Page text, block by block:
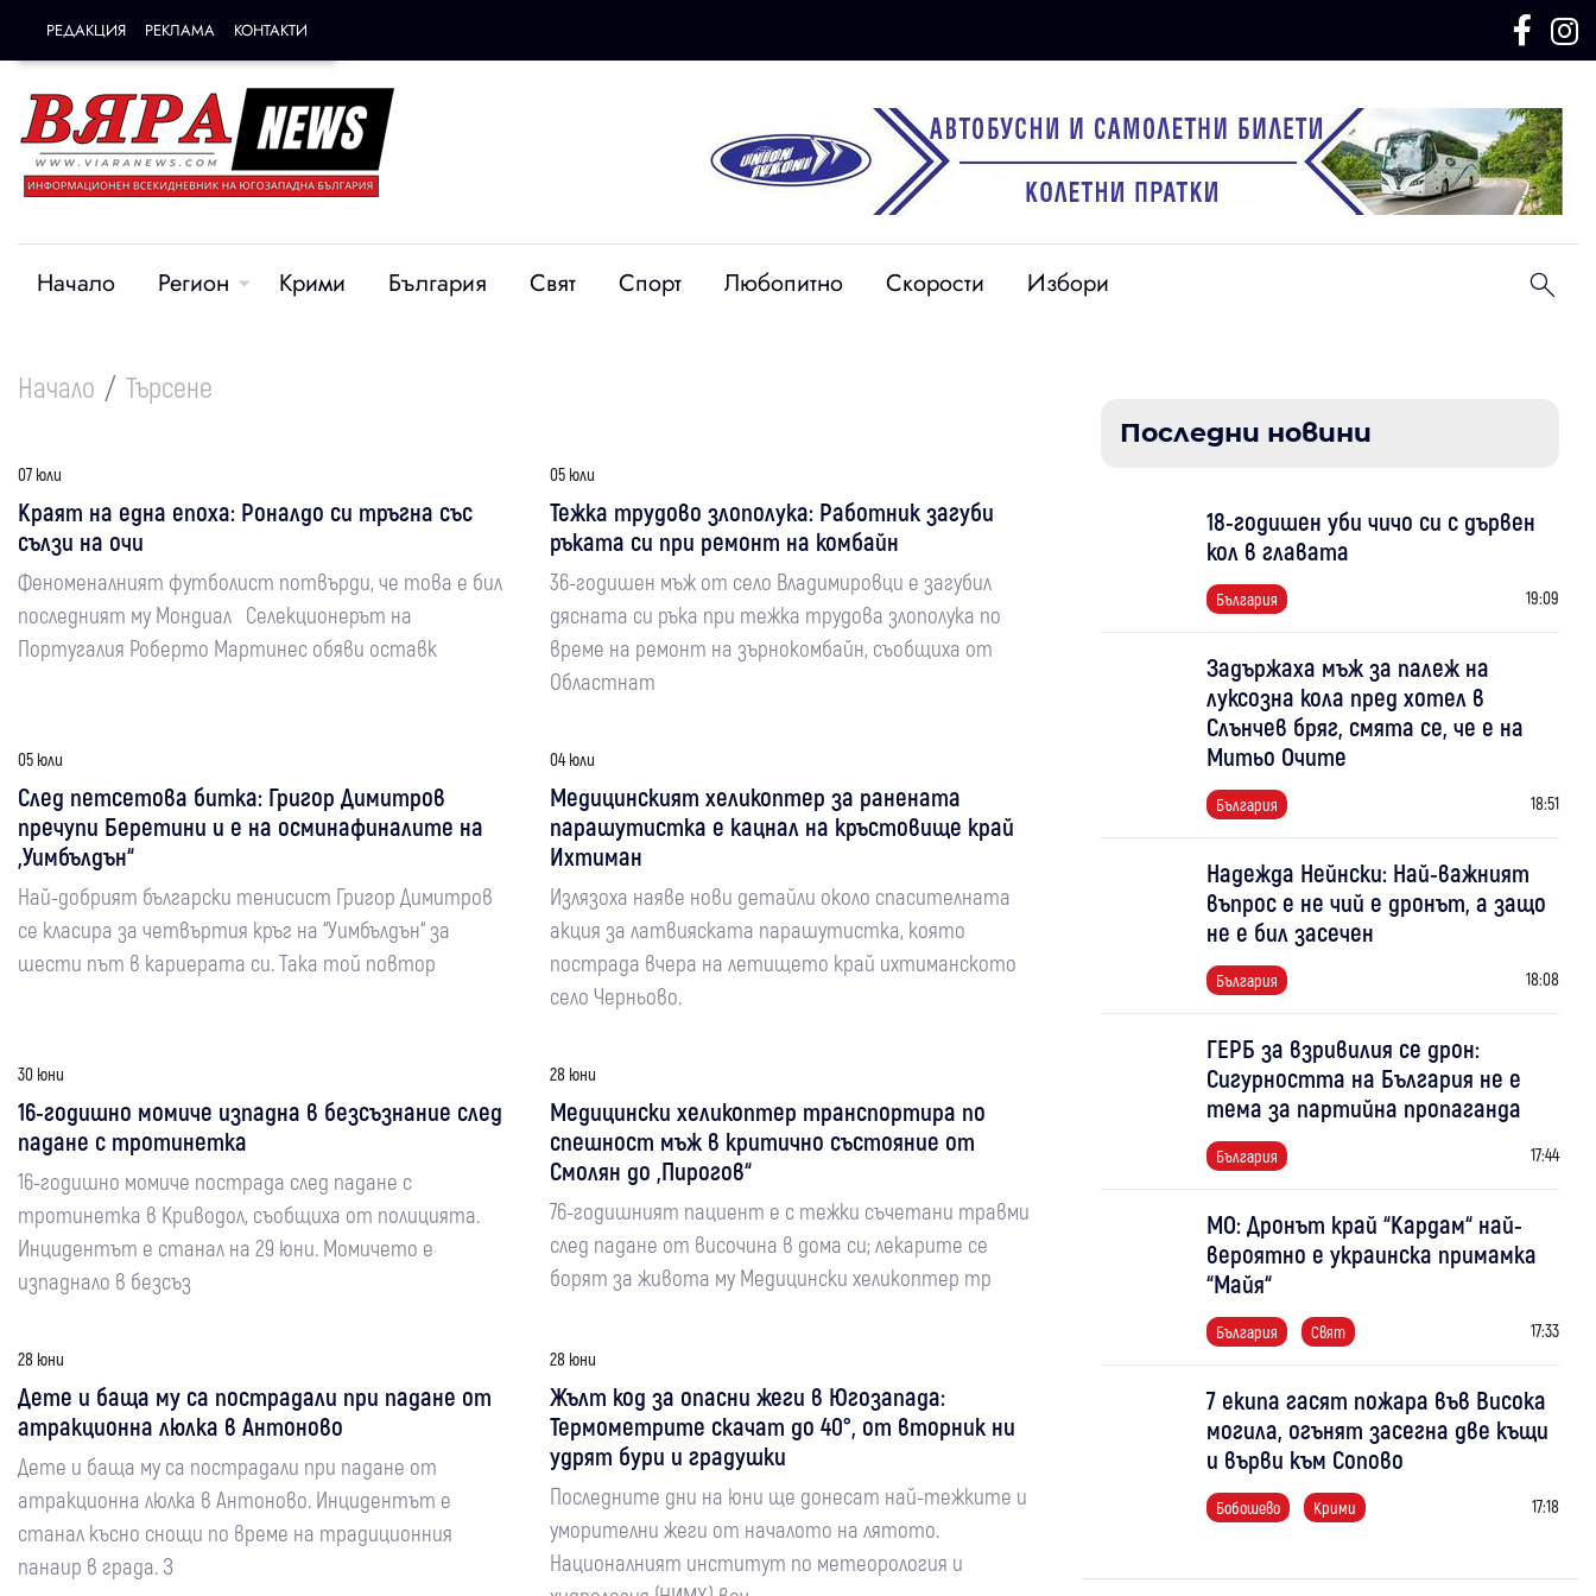
РЕДАКЦИЯ РЕКЛАМА КОНТАКТИ
Начало Регион Крими България Свят Спорт Любопитно Скорости Избори
Начало Търсене
07 юли
Краят на една епоха: Роналдо си тръгна със
сълзи на очи
Феноменалният футболист потвърди, че това е бил
последният му Мондиал Селекционерът на
Португалия Роберто Мартинес обяви оставк
05 юли
Тежка трудово злополука: Работник загуби
ръката си при ремонт на комбайн
36-годишен мъж от село Владимировци е загубил
дясната си ръка при тежка трудова злополука по
време на ремонт на зърнокомбайн, съобщиха от
Областнат
05 юли
След петсетова битка: Григор Димитров
пречупи Беретини и е на осминафиналите на
„Уимбълдън“
Най-добрият български тенисист Григор Димитров
се класира за четвъртия кръг на “Уимбълдън“ за
шести път в кариерата си. Така той повтор
04 юли
Медицинският хеликоптер за ранената
парашутистка е кацнал на кръстовище край
Ихтиман
Излязоха наяве нови детайли около спасителната
акция за латвияската парашутистка, която
пострада вчера на летището край ихтиманското
село Черньово.
30 юни
16-годишно момиче изпадна в безсъзнание след
падане с тротинетка
16-годишно момиче пострада след падане с
тротинетка в Криводол, съобщиха от полицията.
Инцидентът е станал на 29 юни. Момичето е
изпаднало в безсъз
28 юни
Медицински хеликоптер транспортира по
спешност мъж в критично състояние от
Смолян до „Пирогов“
76-годишният пациент е с тежки съчетани травми
след падане от височина в дома си; лекарите се
борят за живота му Медицински хеликоптер тр
28 юни
Дете и баща му са пострадали при падане от
атракционна люлка в Антоново
Дете и баща му са пострадали при падане от
атракционна люлка в Антоново. Инцидентът е
станал късно снощи по време на традиционния
панаир в града. З
28 юни
Жълт код за опасни жеги в Югозапада:
Термометрите скачат до 40°, от вторник ни
удрят бури и градушки
Последните дни на юни ще донесат най-тежките и
уморителни жеги от началото на лятото.
Националният институт по метеорология и
Последни новини
18-годишен уби чичо си с дървен
кол в главата
България 19:09
Задържаха мъж за палеж на
луксозна кола пред хотел в
Слънчев бряг, смята се, че е на
Митьо Очите
България 18:51
Надежда Нейнски: Най-важният
въпрос е не чий е дронът, а защо
не е бил засечен
България 18:08
ГЕРБ за взривилия се дрон:
Сигурността на България не е
тема за партийна пропаганда
България 17:44
МО: Дронът край “Кардам“ най-
вероятно е украинска примамка
“Майя“
България Свят 17:33
7 екипа гасят пожара във Висока
могила, огънят засегна две къщи
и върви към Сопово
Бобошево Крими 17:18